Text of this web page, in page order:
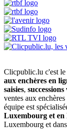
Clicpublic.lu c'est le
aux enchères en
saisies, successions
ventes aux
équipe est
Luxembourg et en
Luxembourg et